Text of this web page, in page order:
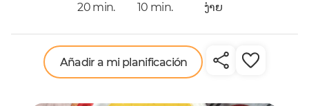
20 min. 10 min. ງ່າຍ
Añadir a mi planificación